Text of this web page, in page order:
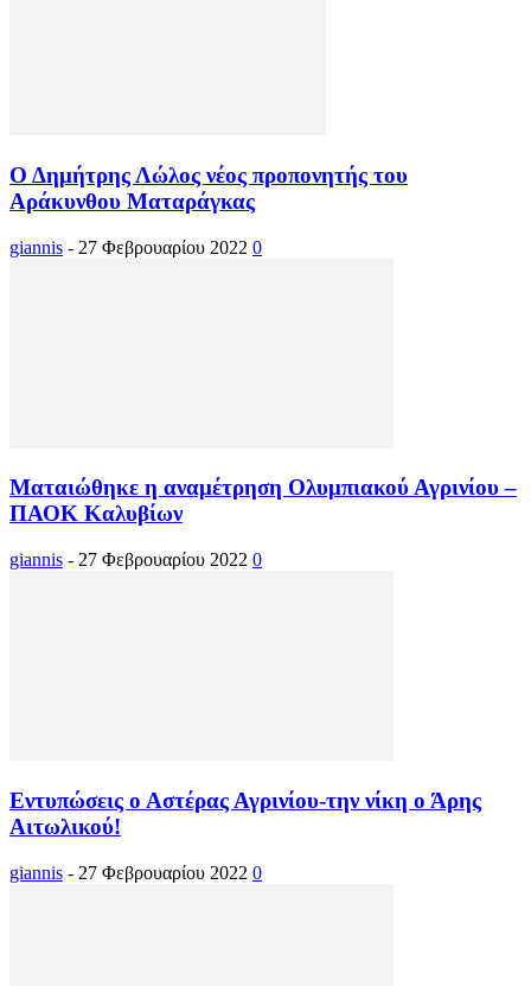
Ο Δημήτρης Λώλος νέος προπονητής του
Αράκυνθου Ματαράγκας
giannis - 27 Φεβρουαρίου 2022 0
Ματαιώθηκε η αναμέτρηση Ολυμπιακού Αγρινίου –
ΠΑΟΚ Καλυβίων
giannis - 27 Φεβρουαρίου 2022 0
Εντυπώσεις ο Αστέρας Αγρινίου-την νίκη ο Άρης
Αιτωλικού!
giannis - 27 Φεβρουαρίου 2022 0